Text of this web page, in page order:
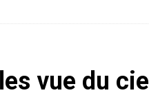
vue du ciel